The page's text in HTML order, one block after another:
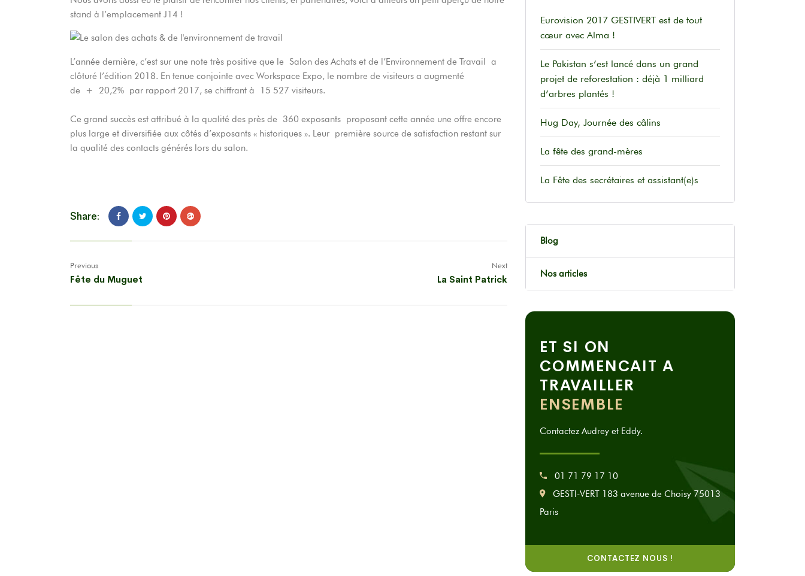
stand à l’emplacement J14 !
L’année dernière, c’est sur une note très positive que le Salon des Achats et de l’Environnement de Travail a
clôturé l’édition 2018. En tenue conjointe avec Workspace Expo, le nombre de visiteurs a augmenté
de + 20,2% par rapport 2017, se chiffrant à 15 527 visiteurs.
Ce grand succès est attribué à la qualité des près de 360 exposants proposant cette année une offre encore
plus large et diversifiée aux côtés d’exposants « historiques ». Leur première source de satisfaction restant sur
la qualité des contacts générés lors du salon.
Share:
Previous
Fête du Muguet
Next
La Saint Patrick
Eurovision 2017 GESTIVERT est de tout
cœur avec Alma !
Le Pakistan s’est lancé dans un grand
projet de reforestation : déjà 1 milliard
d’arbres plantés !
Hug Day, Journée des câlins
La fête des grand-mères
La Fête des secrétaires et assistant(e)s
Blog
Nos articles
ET SI ON
COMMENCAIT A
TRAVAILLER
ENSEMBLE
Contactez Audrey et Eddy.
01 71 79 17 10
GESTI-VERT 183 avenue de Choisy 75013
Paris
CONTACTEZ NOUS !